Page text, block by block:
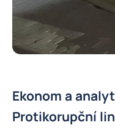
Ekonom a
Protikorupční